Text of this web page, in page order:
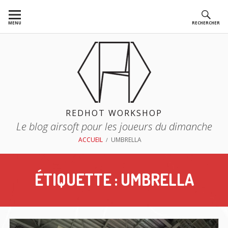
auMENU RECHERCHER
REDHOT WORKSHOP
Le blog airsoft pour les joueurs du dimanche
ACCUEIL UMBRELLA
ÉTIQUETTE : UMBRELLA